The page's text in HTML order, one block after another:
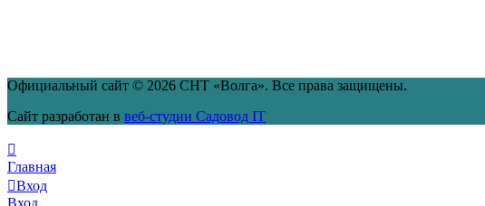
Официальный сайт © 2026 СНТ «Волга». Все права защищены.
Сайт разработан в веб-студии Садовод IT
Главная
Вход
Вход